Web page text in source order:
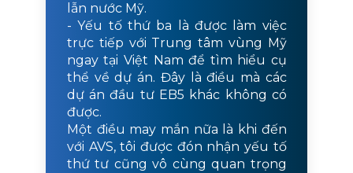
lẫn nước Mỹ.
- Yếu tố thứ ba là được làm việc
trực tiếp với Trung tâm vùng Mỹ
ngay tại Việt Nam để tìm hiểu cụ
thể về dự án. Đây là điều mà các
dự án đầu tư EB5 khác không có
được.
Một điều may mắn nữa là khi đến
với AVS, tôi được đón nhận yếu tố
thứ tư cũng vô cùng quan trọng